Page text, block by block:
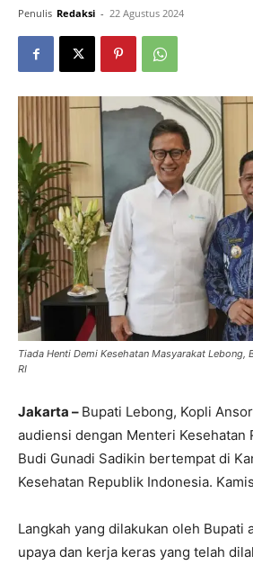
Penulis Redaksi - 22 Agustus 2024
Tiada Henti Demi Kesehatan Masyarakat Lebong,
RI
Jakarta – Bupati Lebong, Kopli
audiensi dengan Menteri Kesehatan
Budi Gunadi Sadikin bertempat di
Kesehatan Republik Indonesia.
Langkah yang dilakukan oleh Bupati
upaya dan kerja keras yang telah